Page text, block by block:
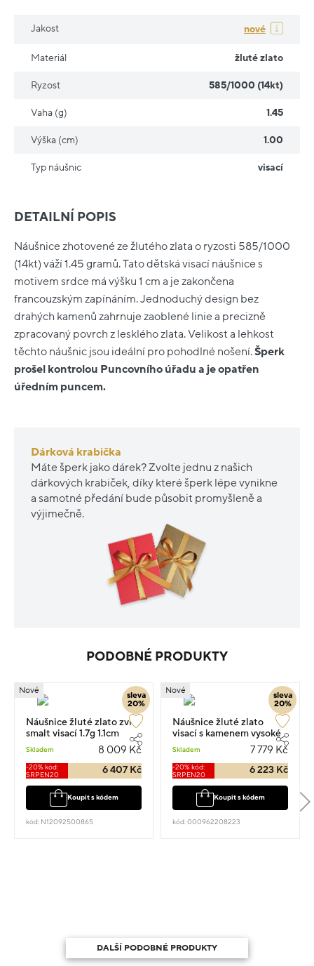
DETAILNÍ POPIS
Náušnice zhotovené ze žlutého zlata o ryzosti 585/1000
(14kt) váží 1.45 gramů. Tato dětská visací náušnice s
motivem srdce má výšku 1 cm a je zakončena
francouzským zapínáním. Jednoduchý design bez
drahých kamenů zahrnuje zaoblené linie a precizně
zpracovaný povrch z lesklého zlata. Velikost a lehkost
těchto náušnic jsou ideální pro pohodlné nošení.Šperk
prošel kontrolou Puncovního úřadu a je opatřen
úředním puncem.
Dárková krabička
Máte šperk jako dárek? Zvolte jednu z našich
dárkových krabiček, díky které šperk lépe vynikne
a samotné předání bude působit promyšleně a
výjimečně.
Jakost nové
Materiál žluté zlato
Ryzost 585/1000 (14kt)
Vaha (g) 1.45
Výška (cm) 1.00
Typ náušnic visací
PODOBNÉ PRODUKTY
sleva
20%
Nové
Náušnice žluté zlato zvíře
smalt visací 1.7g 1.1cm
Skladem 8 009 Kč
-20% kód:
SRPEN20
6 407 Kč
Koupit s kódem
kód: N12092500865
sleva
20%
Nové
Náušnice žluté zlato
visací s kamenem vysoké
Skladem 7 779 Kč
-20% kód:
SRPEN20
6 223 Kč
Koupit s kódem
kód: 000962208223
DALŠÍ PODOBNÉ PRODUKTY